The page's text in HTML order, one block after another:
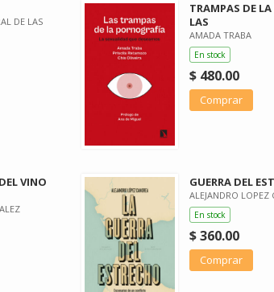
DE LAS
TRAMPAS DE
LAS
AMADA TRABA
En stock
$ 480.00
Comprar
VINO
GUERRA DEL
ALEJANDRO LOPEZ
En stock
$ 360.00
Comprar